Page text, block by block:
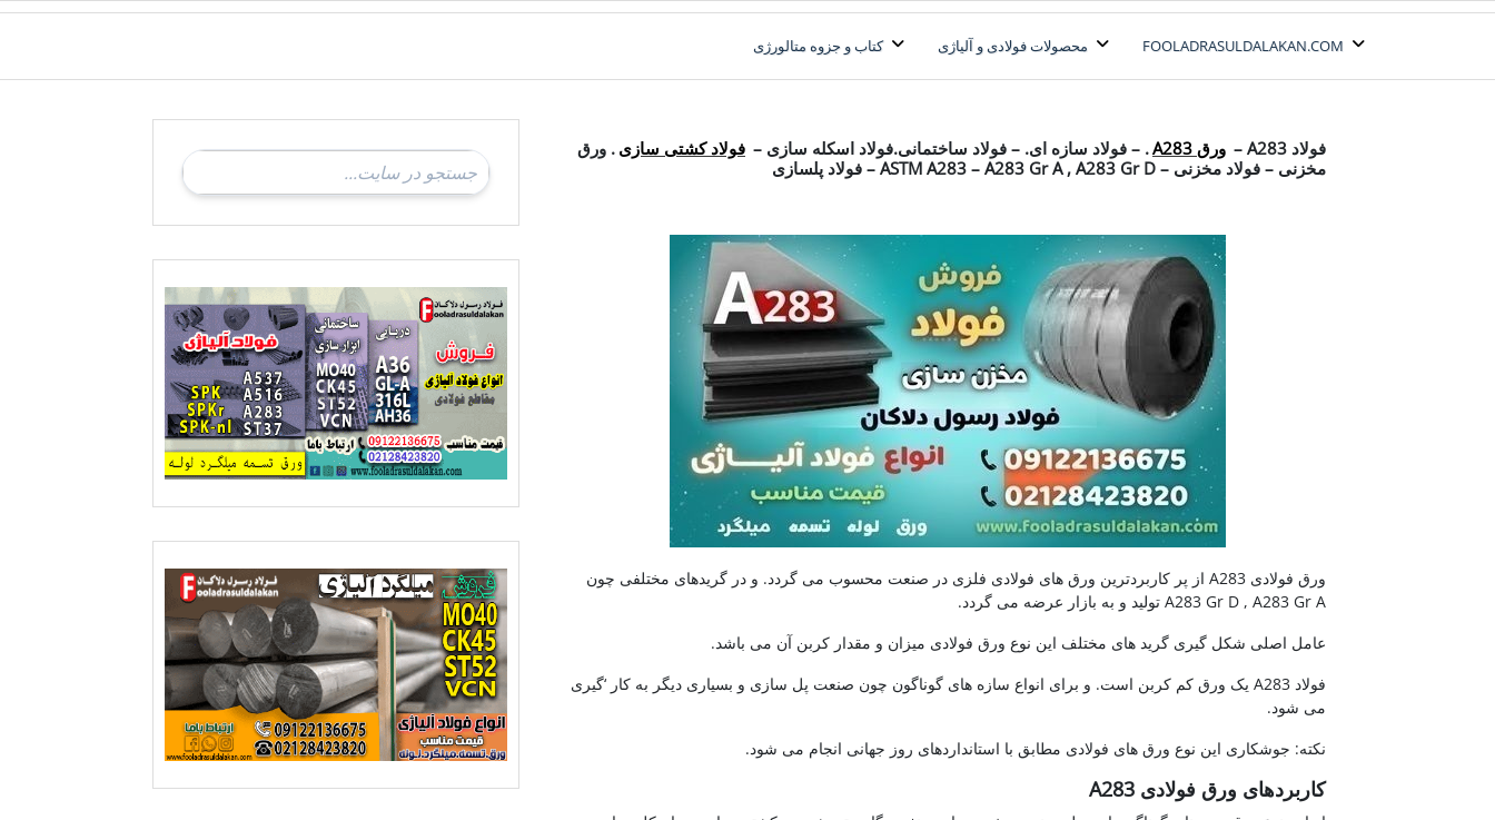
پرش
فولاد رسول دلاکان
فولاد آلیاژی-میلگرد آلیاژی-تسمه آلیاژی-ورق آلیاژی-لوله آلیاژی-نبشی فولادی-ناودانی فولادی-قیمت ورق-قیمت فولاد
FOOLADRASULDALAKAN.COM محصولات فولادی و آلیاژی کتاب و جزوه متالورژی
فولاد A283 – ورق A283 . – فولاد سازه ای. – فولاد ساختمانی.فولاد اسکله سازی – فولاد کشتی سازی . ورق
مخزنی – فولاد مخزنی – ASTM A283 – A283 Gr A , A283 Gr D – فولاد پلسازی
فروش فولاد نورد سرد-فروش فولاد نورد گرم-فروش فولاد نسوز-فروش فولاد ضد
ورق فولادی A283 از پر کاربردترین ورق های فولادی فلزی در صنعت محسوب می گردد. و در گریدهای مختلفی چون
A283 Gr D , A283 Gr A تولید و به بازار عرضه می گردد.
عامل اصلی شکل گیری گرید های مختلف این نوع ورق فولادی میزان و مقدار کربن آن می باشد.
فولاد A283 یک ورق کم کربن است. و برای انواع سازه های گوناگون چون صنعت پل سازی و بسیاری دیگر به کار ‘گیری
می شود.
نکته: جوشکاری این نوع ورق های فولادی مطابق با استانداردهای روز جهانی انجام می شود.
کاربردهای ورق فولادی A283